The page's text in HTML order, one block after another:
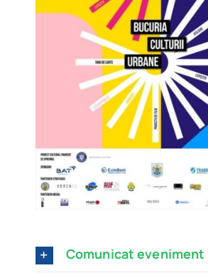
Comunicat eveniment